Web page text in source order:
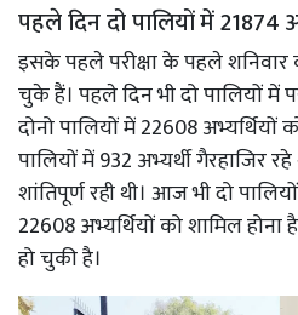
पहले दिन दो पालियों में 21874
इसके पहले परीक्षा के पहले शनिवार
चुके हैं। पहले दिन भी दो पालियों में
दोनो पालियों में 22608 अभ्यर्थियों
पालियों में 932 अभ्यर्थी गैरहाजिर
शांतिपूर्ण रही थी। आज भी दो
22608 अभ्यर्थियों को शामिल होना
हो चुकी है।